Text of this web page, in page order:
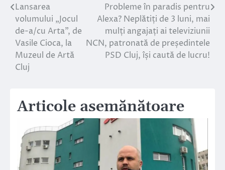
Navigare
în
articole
Lansarea
volumului „Jocul
de-a/cu Arta”, de
Vasile Cioca, la
Muzeul de Artă
Cluj
Probleme în paradis pentru
Alexa? Neplătiți de 3 luni, mai
mulți angajați ai televiziunii
NCN, patronată de președintele
PSD Cluj, își caută de lucru!
Articole asemănătoare